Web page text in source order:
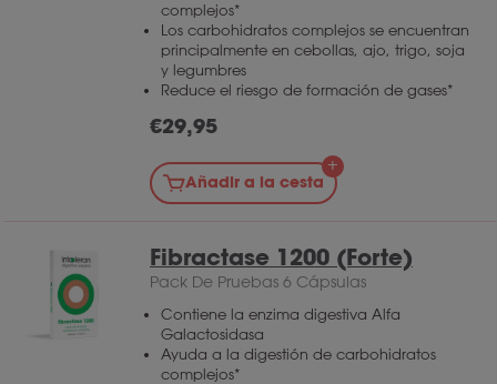
complejos*
Los carbohidratos complejos se encuentran
principalmente en cebollas, ajo, trigo, soja
y legumbres
Reduce el riesgo de formación de gases*
€29,95
Añadir a la cesta
Fibractase 1200 (Forte)
Pack De Pruebas 6 Cápsulas
Contiene la enzima digestiva Alfa
Galactosidasa
Ayuda a la digestión de carbohidratos
complejos*